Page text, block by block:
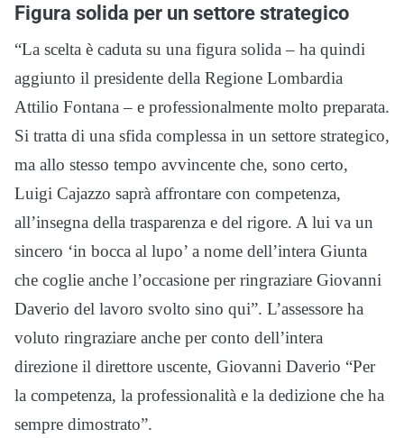
Figura solida per un settore strategico
“La scelta è caduta su una figura solida – ha quindi
aggiunto il presidente della Regione Lombardia
Attilio Fontana – e professionalmente molto preparata.
Si tratta di una sfida complessa in un settore strategico,
ma allo stesso tempo avvincente che, sono certo,
Luigi Cajazzo saprà affrontare con competenza,
all’insegna della trasparenza e del rigore. A lui va un
sincero ‘in bocca al lupo’ a nome dell’intera Giunta
che coglie anche l’occasione per ringraziare Giovanni
Daverio del lavoro svolto sino qui”. L’assessore ha
voluto ringraziare anche per conto dell’intera
direzione il direttore uscente, Giovanni Daverio “Per
la competenza, la professionalità e la dedizione che ha
sempre dimostrato”.